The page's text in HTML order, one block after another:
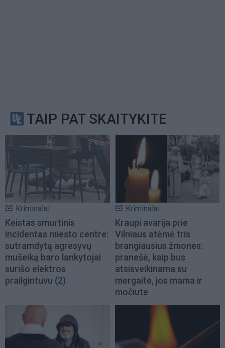
TAIP PAT SKAITYKITE
Kriminalai
Keistas smurtinis
incidentas miesto centre:
sutramdytą agresyvų
mušeiką baro lankytojai
surišo elektros
prailgintuvu (2)
Kriminalai
Kraupi avarija prie
Vilniaus atėmė tris
brangiausius žmones:
pranešė, kaip bus
atsisveikinama su
mergaite, jos mama ir
močiute